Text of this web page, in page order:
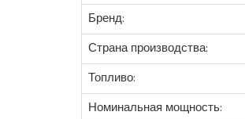
Бренд:
Страна производства:
Топливо:
Номинальная мощность: